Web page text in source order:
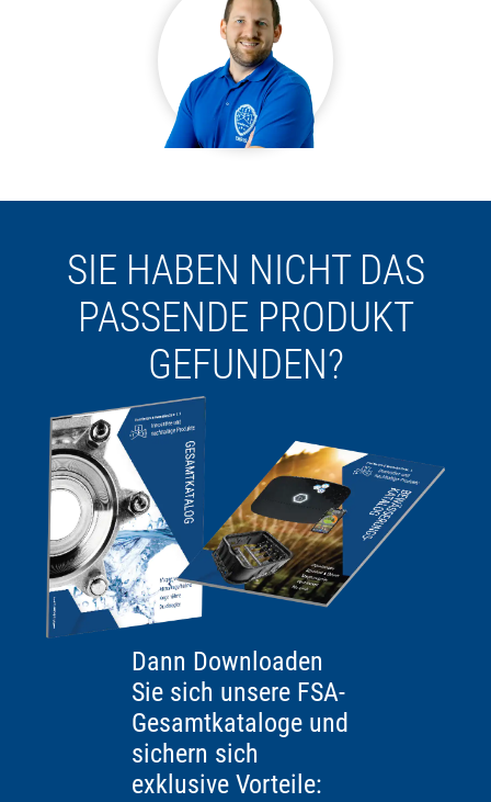
SIE HABEN NICHT DAS
PASSENDE PRODUKT
GEFUNDEN?
Dann Downloaden
Sie sich unsere FSA-
Gesamtkataloge und
sichern sich
exklusive Vorteile: